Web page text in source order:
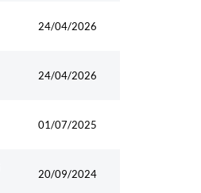
24/04/2026
24/04/2026
01/07/2025
20/09/2024